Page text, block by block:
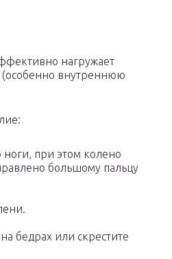
нагружает
внутреннюю
ноги, при этом колено
большому пальцу
бедрах или скрестите